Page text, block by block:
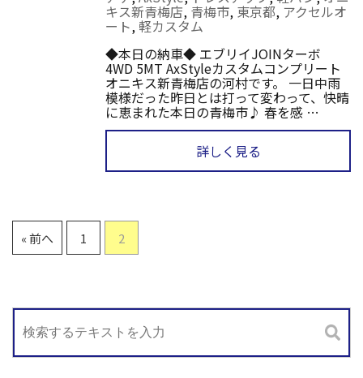
キス新青梅店, 青梅市, 東京都, アクセルオ
ート, 軽カスタム
◆本日の納車◆ エブリイJOINターボ
4WD 5MT AxStyleカスタムコンプリート
オニキス新青梅店の河村です。 一日中雨
模様だった昨日とは打って変わって、快晴
に恵まれた本日の青梅市♪ 春を感 …
詳しく見る
« 前へ 1 2